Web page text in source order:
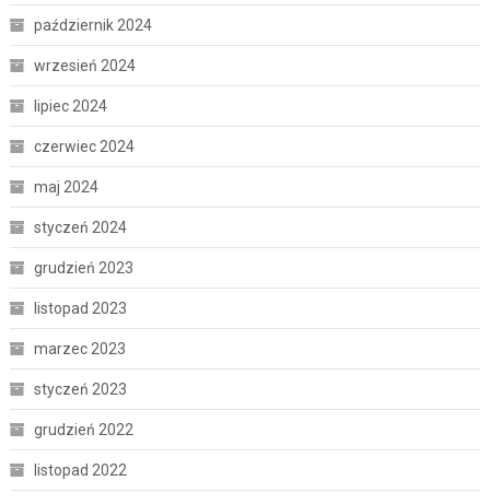
październik 2024
wrzesień 2024
lipiec 2024
czerwiec 2024
maj 2024
styczeń 2024
grudzień 2023
listopad 2023
marzec 2023
styczeń 2023
grudzień 2022
listopad 2022